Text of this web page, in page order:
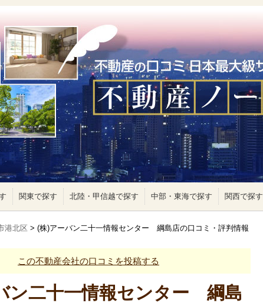
関東で探す 北陸・甲信越で探す 中部・東海で探す 関西で探す
港北区 > (株)アーバン二十一情報センター 綱島店の口コミ・評判情報
この不動産会社の口コミを投稿する
ン二十一情報センター 綱島